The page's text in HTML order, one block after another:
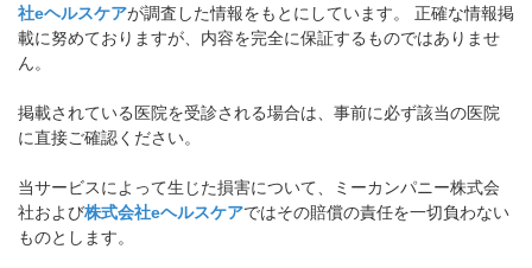
社eヘルスケアが調査した情報をもとにしています。 正確な情報掲
載に努めておりますが、内容を完全に保証するものではありませ
ん。
掲載されている医院を受診される場合は、事前に必ず該当の医院
に直接ご確認ください。
当サービスによって生じた損害について、ミーカンパニー株式会
社および株式会社eヘルスケアではその賠償の責任を一切負わない
ものとします。